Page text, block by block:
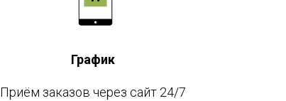
График
Приём заказов через сайт 24/7